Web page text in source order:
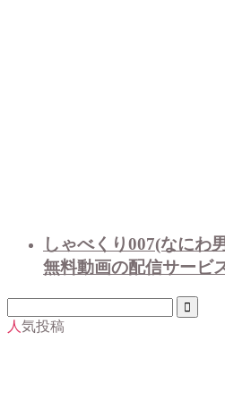
しゃべくり007(なにわ
無料動画の配信サービ
人気投稿